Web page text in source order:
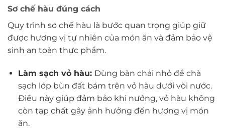
Sơ chế hàu đúng cách
Quy trình sơ chế hàu là bước quan trọng giúp giữ
được hương vị tự nhiên của món ăn và đảm bảo vệ
sinh an toàn thực phẩm.
Làm sạch vỏ hàu: Dùng bàn chải nhỏ để chà
sạch lớp bùn đất bám trên vỏ hàu dưới vòi nước.
Điều này giúp đảm bảo khi nướng, vỏ hàu không
còn tạp chất gây ảnh hưởng đến hương vị món
ăn.